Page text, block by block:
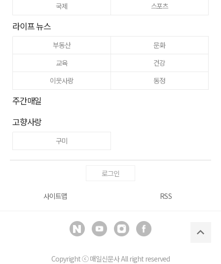
국제
스포츠
라이프 뉴스
부동산
문화
교육
건강
이웃사랑
동정
주간매일
고향사랑
구미
로그인
사이트맵 RSS
Copyright ⓒ매일신문사All right reserved